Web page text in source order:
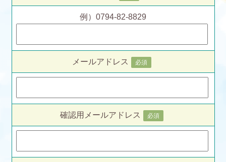
例）0794-82-8829
メールアドレス 必須
確認用メールアドレス 必須